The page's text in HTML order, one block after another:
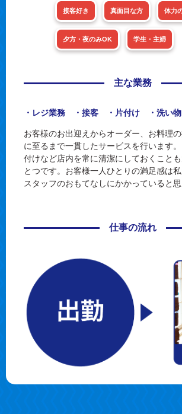
接客好き 真面目な方 体力
夕方・夜のみOK 学生・主婦
主な業務
・レジ業務 ・接客 ・片付け ・洗い
お客様のお出迎えからオーダー、お料理
に至るまで一貫したサービスを行います
付けなど店内を常に清潔にしておくこと
とつです。お客様一人ひとりの満足感は
スタッフのおもてなしにかかっていると思
仕事の流れ